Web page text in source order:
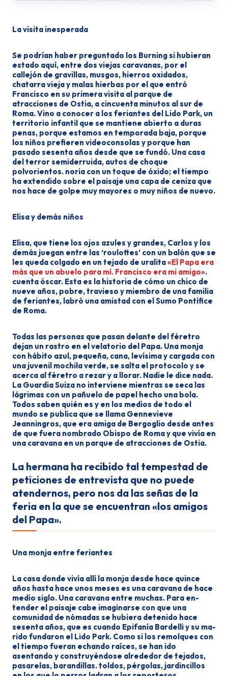
La visita inesperada
Se podrían haber pre­guntado los Burning si hubieran
es­tado aquí, entre dos viejas caravanas, por el
callejón de gravillas, musgos, hierros oxidados,
chatarra vieja y ma­las hierbas por el que entró
Francis­co en su primera visita al parque de
atracciones de Ostia, a cincuenta mi­nutos al sur de
Roma. Vino a conocer a los feriantes del Lido Park, un
terri­torio infantil que se mantiene abier­to a duras
penas, porque estamos en temporada baja, porque
los niños pre­fieren videoconsolas y porque han
pasado sesenta años desde que se fun­dó. Una casa
del terror semiderrui­da, autos de choque
polvorientos. no­ria con un toque de óxido; el tiempo
ha extendido sobre el paisaje una capa de ceniza que
nos hace de golpe muy mayores o muy niños de nuevo.
Elisa y demás niños
Elisa, que tiene los ojos azules y grandes, Carlos y los
demás juegan entre las ‘roulottes’ con un balón que se
les queda colgado en un tejado de uralita«El Papa era
más que un abue­lo para mí. Francisco era mi amigo».
cuenta óscar. Esta es la historia de cómo un chico de
nueve años, pobre, travieso y miembro de una familia
de feriantes, labró una amistad con el Sumo Pontífice
de Roma.
Todas las personas que pasan delante del féretro
dejan un rastro en el velatorio del Papa. Una monja
con há­bito azul, pequeña, cana, levísima y cargada con
una juvenil mochila ver­de, se salta el protocolo y se
acerca al féretro a rezar y a llorar. Nadie le dice nada.
La Guardia Suiza no interviene mientras se seca las
lágrimas con un pañuelo de papel hecho una bola.
Todos saben quién es y en los medios de todo el
mundo se publica que se llama Gennevieve
Jeanningros, que era amiga de Bergoglio desde antes
de que fuera nombrado Obispo de Roma y que vivía en
una caravana en un parque de atracciones de Ostia.
La hermana ha recibido tal tem­pestad de
peticiones de entrevista que no puede
atendernos, pero nos da las señas de la
feria en la que se encuen­tran «los amigos
del Papa».
Una monja entre feriantes
La casa donde vivía allí la monja des­de hace quince
años hasta hace unos meses es una caravana de hace
me­dio siglo. Una caravana entre muchas. Para en­
tender el paisaje cabe imaginarse con que una
comunidad de nómadas se hubiera detenido hace
sesenta años, que es cuando Epifanía Bardelli y su ma­
rido fundaron el Lido Park. Como si los remolques con
el tiempo fueran echando raí­ces, se han ido
asentando y constru­yéndose alrededor de tejados,
pasarelas, barandillas. toldos, pérgolas, jardin­cillos